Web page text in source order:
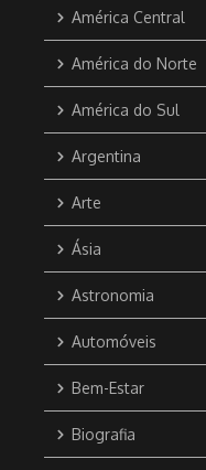
América Central
América do Norte
América do Sul
Argentina
Arte
Ásia
Astronomia
Automóveis
Bem-Estar
Biografia